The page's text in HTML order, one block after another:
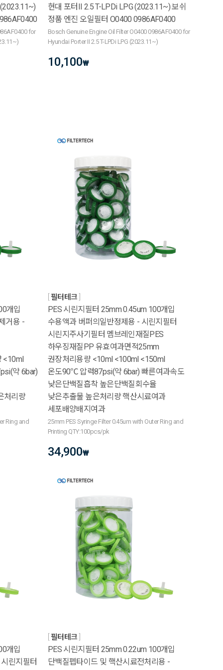
for
현대 포터II 2.5 T-LPDi LPG (2023.11~) 보쉬
정품 엔진 오일필터 O0400 0986AF0400
Bosch Genuine Engine Oil Filter O0400 0986AF0400 for
Hyundai Porter II 2.5 T-LPDi LPG (2023.11~)
10,100₩
개입
거용 -
<10ml
약 6bar)
처리량
Ring and
필터테크
PES 시린지필터 25mm 0.45um 100개입
수용액과 버퍼의일반정제용 - 시린지필터
시린지주사기필터 멤브레인재질PES
하우징재질PP 유효여과면적25mm
권장처리용량 <10ml <100ml <150ml
온도90℃ 압력87psi(약 6bar) 빠른여과속도
낮은단백질흡착 높은단백질회수율
낮은추출물 높은처리량 핵산시료여과
세포배양배지여과
25mm PES Syringe Filter 0.45um with Outer Ring and
Printing QTY:100pcs/pk
34,900₩
개입
린지필터
필터테크
PES 시린지필터 25mm 0.22um 100개입
단백질펩타이드 및 핵산시료전처리용 -